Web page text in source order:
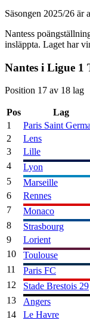
Säsongen 2025/26 är
Nantess
insläppta. Laget har
Nantes i Ligue 1
Position 17 av 18 lag
Pos Lag
1
Paris Saint
2
Lens
3
Lille
4
Lyon
5
Marseille
6
Rennes
7
Monaco
8
Strasbourg
9
Lorient
10
Toulouse
11
Paris FC
12
Stade Brestois 29
13
Angers
14
Le Havre